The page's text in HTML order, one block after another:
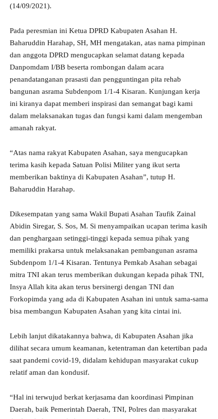
(14/09/2021).
Pada peresmian ini Ketua DPRD Kabupaten Asahan H.
Baharuddin Harahap, SH, MH mengatakan, atas nama pimpinan
dan anggota DPRD mengucapkan selamat datang kepada
Danpomdam I/BB beserta rombongan dalam acara
penandatanganan prasasti dan pengguntingan pita rehab
bangunan asrama Subdenpom 1/1-4 Kisaran. Kunjungan kerja
ini kiranya dapat memberi inspirasi dan semangat bagi kami
dalam melaksanakan tugas dan fungsi kami dalam mengemban
amanah rakyat.
“Atas nama rakyat Kabupaten Asahan, saya mengucapkan
terima kasih kepada Satuan Polisi Militer yang ikut serta
memberikan baktinya di Kabupaten Asahan”, tutup H.
Baharuddin Harahap.
Dikesempatan yang sama Wakil Bupati Asahan Taufik Zainal
Abidin Siregar, S. Sos, M. Si menyampaikan ucapan terima kasih
dan penghargaan setinggi-tinggi kepada semua pihak yang
memiliki prakarsa untuk melaksanakan pembangunan asrama
Subdenpom 1/1-4 Kisaran. Tentunya Pemkab Asahan sebagai
mitra TNI akan terus memberikan dukungan kepada pihak TNI,
Insya Allah kita akan terus bersinergi dengan TNI dan
Forkopimda yang ada di Kabupaten Asahan ini untuk sama-sama
bisa membangun Kabupaten Asahan yang kita cintai ini.
Lebih lanjut dikatakannya bahwa, di Kabupaten Asahan jika
dilihat secara umum keamanan, ketentraman dan ketertiban pada
saat pandemi covid-19, didalam kehidupan masyarakat cukup
relatif aman dan kondusif.
“Hal ini terwujud berkat kerjasama dan koordinasi Pimpinan
Daerah, baik Pemerintah Daerah, TNI, Polres dan masyarakat